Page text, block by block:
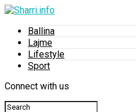
Ballina
Lajme
Lifestyle
Sport
Connect with us